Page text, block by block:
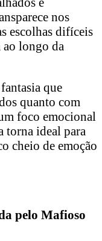
nos
escolhas difíceis
ao longo da
que
quanto com
foco emocional
ideal para
cheio de emoção
pelo Mafioso